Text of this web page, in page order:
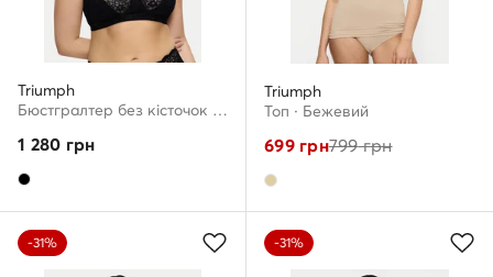
Triumph
Бюстгралтер без кісточок · Чорний
1 280 грн
Triumph
Топ · Бежевий
699грн799грн
-31% -31%